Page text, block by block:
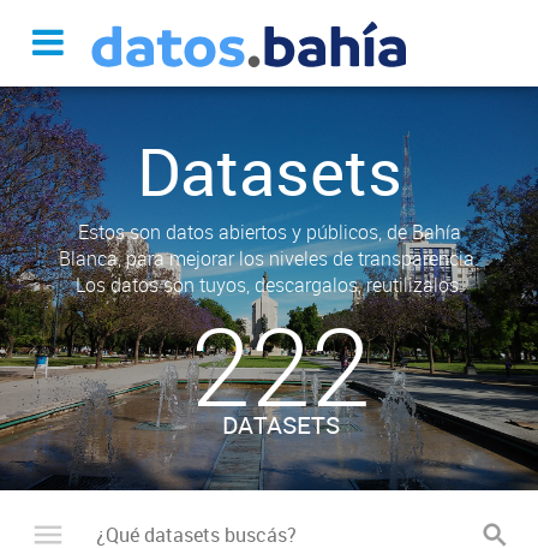
Datasets
Estos son datos abiertos y públicos, de Bahía
Blanca, para mejorar los niveles de transparencia.
Los datos son tuyos, descargalos, reutilizalos.
222
DATASETS